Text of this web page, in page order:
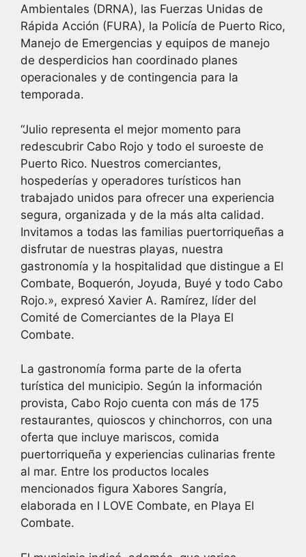
Ambientales (DRNA), las Fuerzas Unidas de
Rápida Acción (FURA), la Policía de Puerto Rico,
Manejo de Emergencias y equipos de manejo
de desperdicios han coordinado planes
operacionales y de contingencia para la
temporada.
“Julio representa el mejor momento para
redescubrir Cabo Rojo y todo el suroeste de
Puerto Rico. Nuestros comerciantes,
hospederías y operadores turísticos han
trabajado unidos para ofrecer una experiencia
segura, organizada y de la más alta calidad.
Invitamos a todas las familias puertorriqueñas a
disfrutar de nuestras playas, nuestra
gastronomía y la hospitalidad que distingue a El
Combate, Boquerón, Joyuda, Buyé y todo Cabo
Rojo.», expresó Xavier A. Ramírez, líder del
Comité de Comerciantes de la Playa El
Combate.
La gastronomía forma parte de la oferta
turística del municipio. Según la información
provista, Cabo Rojo cuenta con más de 175
restaurantes, quioscos y chinchorros, con una
oferta que incluye mariscos, comida
puertorriqueña y experiencias culinarias frente
al mar. Entre los productos locales
mencionados figura Xabores Sangría,
elaborada en I LOVE Combate, en Playa El
Combate.